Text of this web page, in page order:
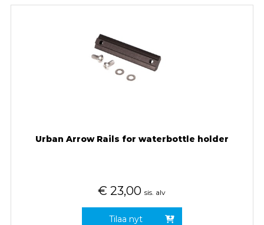
Urban Arrow Rails for waterbottle holder
€ 23,00 sis. alv
Tilaa nyt